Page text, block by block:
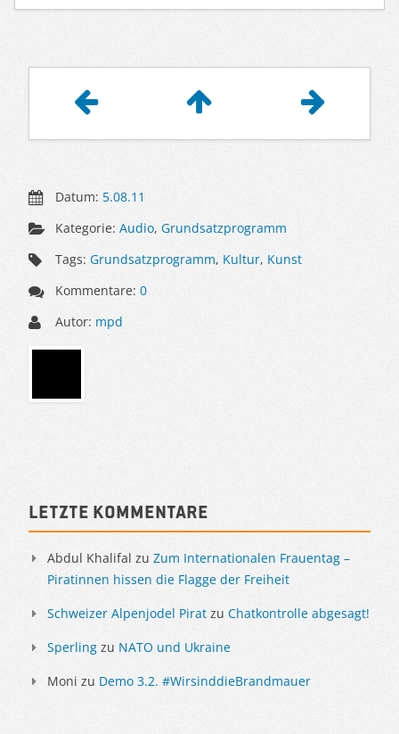
Datum: 5.08.11
Kategorie:Audio, Grundsatzprogramm
Tags: Grundsatzprogramm, Kultur, Kunst
Kommentare:0
Autor: mpd
Sidebar
Letzte Kommentare
Abdul Khalifal zu Zum Internationalen Frauentag –
Piratinnen hissen die Flagge der Freiheit
Schweizer Alpenjodel Pirat zu Chatkontrolle abgesagt!
Sperling zu NATO und Ukraine
Moni zu Demo 3.2. #WirsinddieBrandmauer